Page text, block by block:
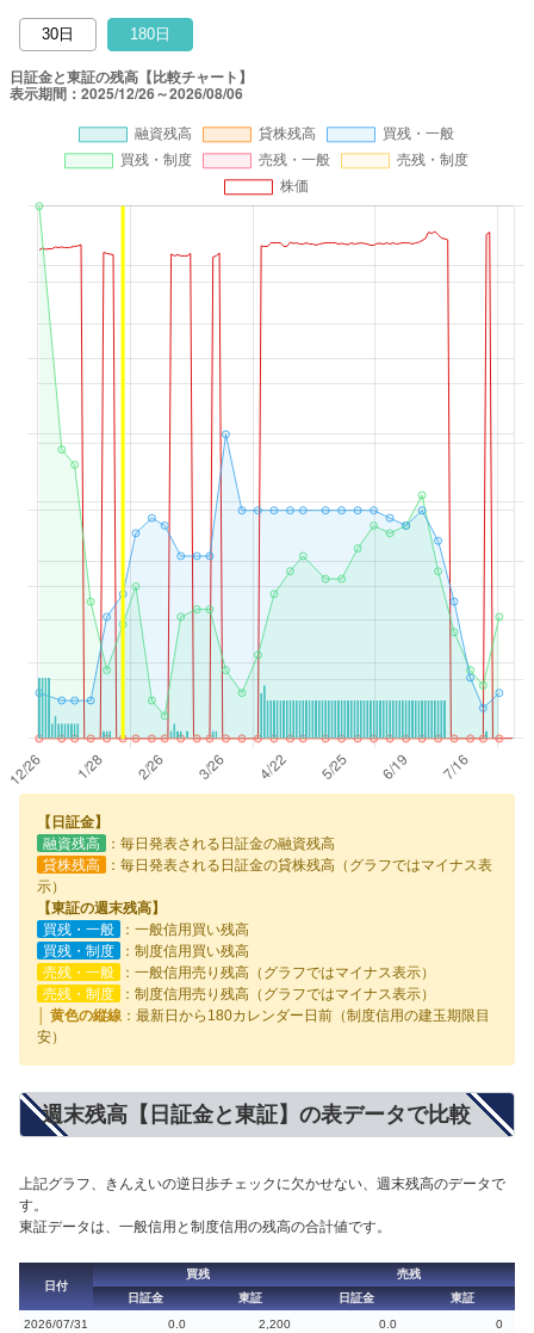
30日 180日
【日証金】
融資残高
：毎日発表される日証金の融資残高
貸株残高
：毎日発表される日証金の貸株残高（グラフではマイナス表
示）
【東証の週末残高】
買残・一般
：一般信用買い残高
買残・制度
：制度信用買い残高
売残・一般
：一般信用売り残高（グラフではマイナス表示）
売残・制度
：制度信用売り残高（グラフではマイナス表示）
│ 黄色の縦線 ：最新日から180カレンダー日前（制度信用の建玉期限目
安）
週末残高【日証金と東証】の表データで比較
上記グラフ、きんえいの逆日歩チェックに欠かせない、週末残高のデータで
す。
東証データは、一般信用と制度信用の残高の合計値です。
日付
買残
売残
日証金
東証 日証金
東証
2026/07/31
0.0 2,200 0.0 0